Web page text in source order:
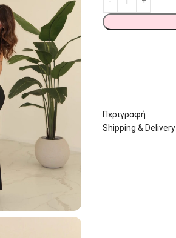
Περιγραφή
Shipping & Delivery